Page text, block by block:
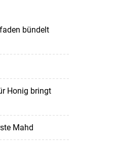
bündelt
Honig bringt
Mahd